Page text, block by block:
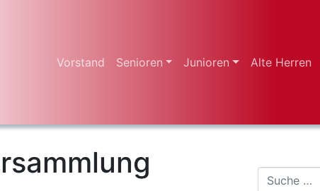
Vorstand Senioren Junioren Alte Herren
Suche